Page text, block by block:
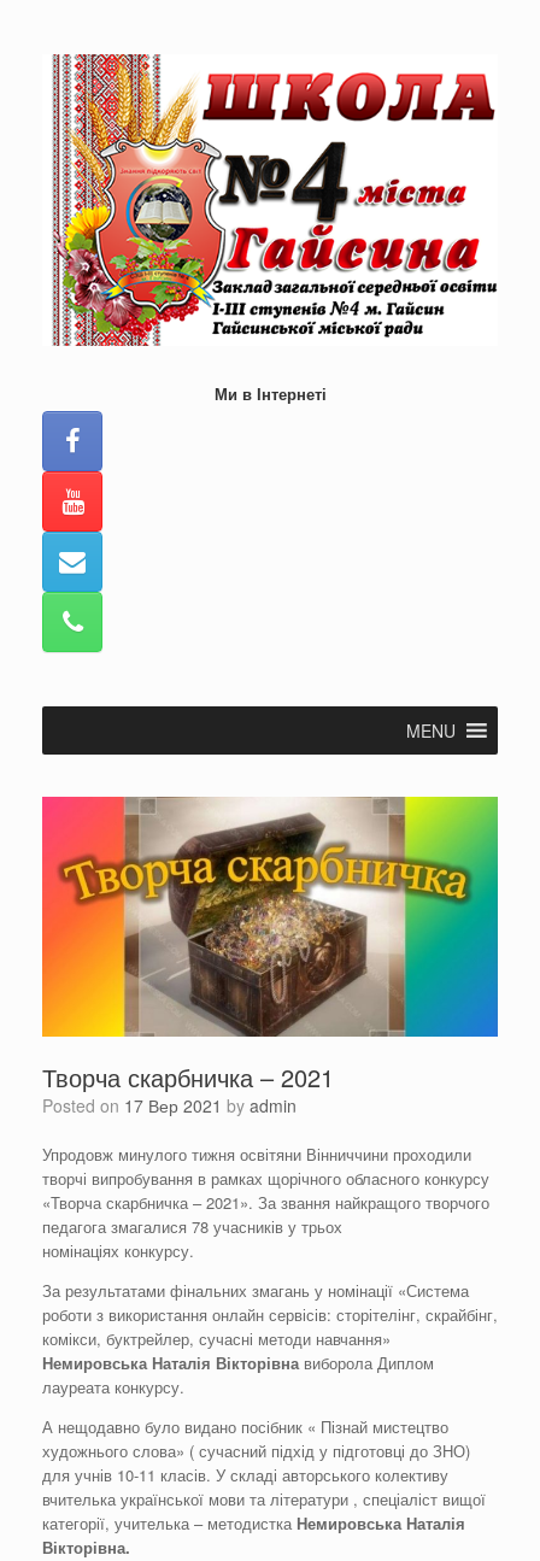
Ми в Інтернеті
MENU
Творча скарбничка – 2021
Posted on 17 Вер 2021 by admin
Упродовж минулого тижня освітяни Вінниччини проходили
творчі випробування в рамках щорічного обласного конкурсу
«Творча скарбничка – 2021». За звання найкращого творчого
педагога змагалися 78 учасників у трьох
номінаціях конкурсу.
За результатами фінальних змагань у номінації «Система
роботи з використання онлайн сервісів: сторітелінг, скрайбінг,
комікси, буктрейлер, сучасні методи навчання»
Немировська Наталія Вікторівнавиборола Диплом
лауреата конкурсу.
А нещодавно було видано посібник « Пізнай мистецтво
художнього слова» ( сучасний підхід у підготовці до ЗНО)
для учнів 10-11 класів. У складі авторського колективу
вчителька української мови та літератури , спеціаліст вищої
категорії, учителька – методистка Немировська Наталія
Вікторівна.